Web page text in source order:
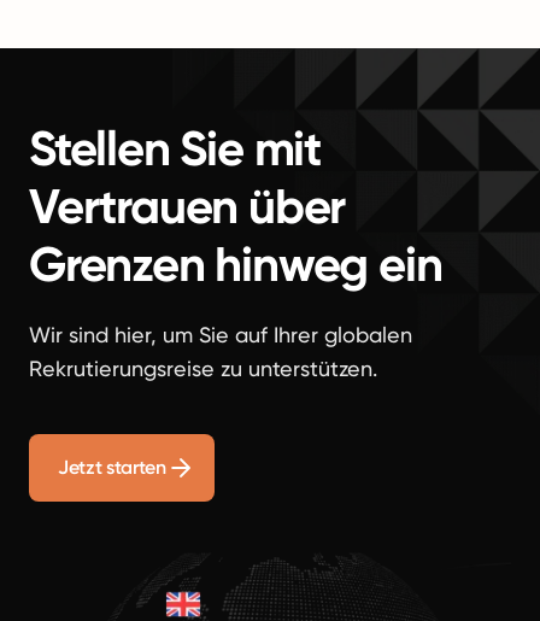
Stellen Sie mit
Vertrauen über
Grenzen hinweg ein
Wir sind hier, um Sie auf Ihrer globalen
Rekrutierungsreise zu unterstützen.
Jetzt starten